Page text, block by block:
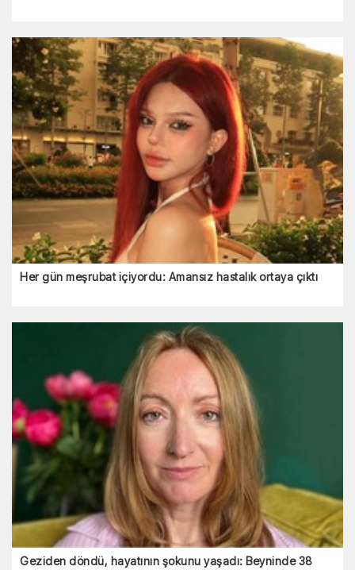
Her gün meşrubat içiyordu: Amansız hastalık ortaya çıktı
Geziden döndü, hayatının şokunu yaşadı: Beyninde 38